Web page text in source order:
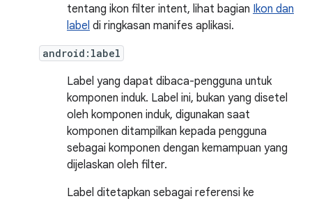
tentang ikon filter intent, lihat bagian Ikon dan
label di ringkasan manifes aplikasi.
android:label
Label yang dapat dibaca-pengguna untuk
komponen induk. Label ini, bukan yang disetel
oleh komponen induk, digunakan saat
komponen ditampilkan kepada pengguna
sebagai komponen dengan kemampuan yang
dijelaskan oleh filter.
Label ditetapkan sebagai referensi ke